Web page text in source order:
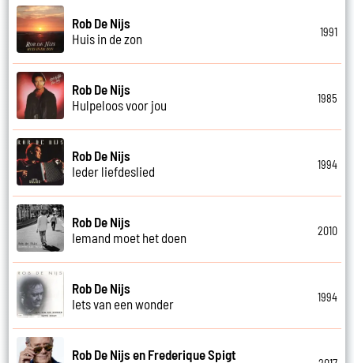
Rob De Nijs
Huis in de zon
1991
Rob De Nijs
Hulpeloos voor jou
1985
Rob De Nijs
Ieder liefdeslied
1994
Rob De Nijs
Iemand moet het doen
2010
Rob De Nijs
Iets van een wonder
1994
Rob De Nijs en Frederique Spigt